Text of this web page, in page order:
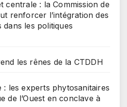
centrale : la Commission de
renforcer l’intégration des
dans les politiques
les rênes de la CTDDH
: les experts phytosanitaires
de l’Ouest en conclave à